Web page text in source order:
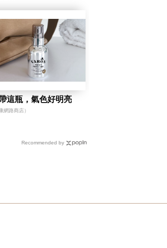
這瓶，氣色好明亮
網路商店）
Recommended by